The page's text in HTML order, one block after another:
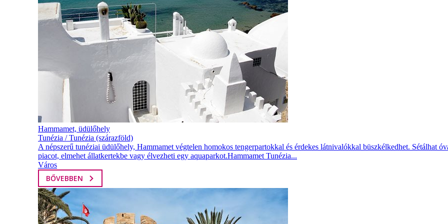
Hammamet, üdülőhely
Tunézia / Tunézia (szárazföld)
A népszerű tunéziai üdülőhely, Hammamet végtelen homokos tengerpartokkal és érdekes látnivalókkal büszkélkedhet. Sétálhat
piacot, elmehet állatkertekbe vagy élvezheti egy aquaparkot.Hammamet Tunézia...
Város
BŐVEBBEN